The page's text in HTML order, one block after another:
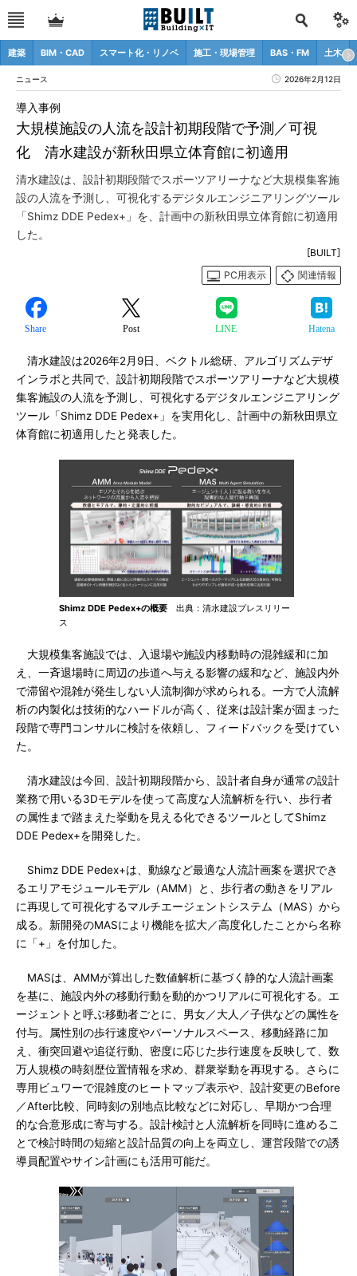
建築 BIM・CAD スマート化・リノベ 施工・現場管理 BAS・FM 土木
ニュース 2026年2月12日
大規模施設の人流を設計初期段階で予測／可視
化 清水建設が新秋田県立体育館に初適用
導入事例
清水建設は、設計初期段階でスポーツアリーナなど大規模集客施
設の人流を予測し、可視化するデジタルエンジニアリングツール
「Shimz DDE Pedex+」を、計画中の新秋田県立体育館に初適用
した。
[BUILT]
PC用表示
関連情報
Share Post LINE Hatena
清水建設は2026年2月9日、ベクトル総研、アルゴリズムデザ
インラボと共同で、設計初期段階でスポーツアリーナなど大規模
集客施設の人流を予測し、可視化するデジタルエンジニアリング
ツール「Shimz DDE Pedex+」を実用化し、計画中の新秋田県立
体育館に初適用したと発表した。
Shimz DDE Pedex+の概要 出典：清水建設プレスリリー
ス
大規模集客施設では、入退場や施設内移動時の混雑緩和に加
え、一斉退場時に周辺の歩道へ与える影響の緩和など、施設内外
で滞留や混雑が発生しない人流制御が求められる。一方で人流解
析の内製化は技術的なハードルが高く、従来は設計案が固まった
段階で専門コンサルに検討を依頼し、フィードバックを受けてい
た。
清水建設は今回、設計初期段階から、設計者自身が通常の設計
業務で用いる3Dモデルを使って高度な人流解析を行い、歩行者
の属性まで踏まえた挙動を見える化できるツールとしてShimz
DDE Pedex+を開発した。
Shimz DDE Pedex+は、動線など最適な人流計画案を選択でき
るエリアモジュールモデル（AMM）と、歩行者の動きをリアル
に再現して可視化するマルチエージェントシステム（MAS）から
成る。新開発のMASにより機能を拡大／高度化したことから名称
に「+」を付加した。
MASは、AMMが算出した数値解析に基づく静的な人流計画案
を基に、施設内外の移動行動を動的かつリアルに可視化する。エ
ージェントと呼ぶ移動者ごとに、男女／大人／子供などの属性を
付与。属性別の歩行速度やパーソナルスペース、移動経路に加
え、衝突回避や追従行動、密度に応じた歩行速度を反映して、数
万人規模の時刻歴位置情報を求め、群衆挙動を再現する。さらに
専用ビュワーで混雑度のヒートマップ表示や、設計変更のBefore
／After比較、同時刻の別地点比較などに対応し、早期かつ合理
的な合意形成に寄与する。設計検討と人流解析を同時に進めるこ
とで検討時間の短縮と設計品質の向上を両立し、運営段階での誘
導員配置やサイン計画にも活用可能だ。